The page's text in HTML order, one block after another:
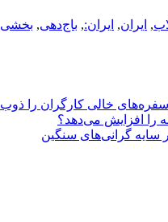
, ایران, ایران‌:, باج‌دهی, بخشی
را افزایش می‌دهد؟
سایه گرانی‌های سنگین